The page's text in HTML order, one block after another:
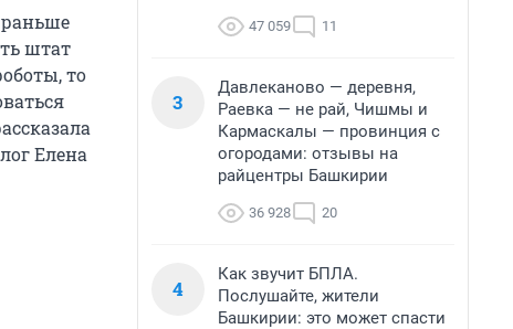
штат
то
Елена
47 059 11
3
Давлеканово — деревня,
Раевка — не рай, Чишмы и
Кармаскалы — провинция с
огородами: отзывы на
райцентры Башкирии
36 928 20
4
Как звучит БПЛА.
Послушайте, жители
Башкирии: это может спасти